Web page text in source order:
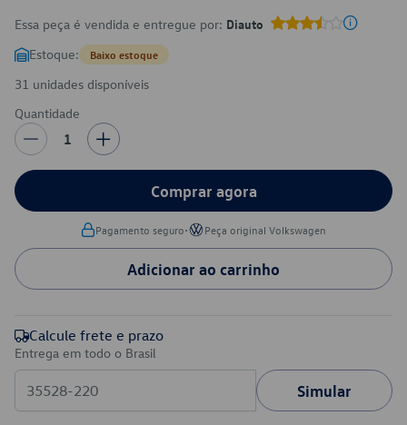
Essa peça é vendida e entregue por: Diauto
Estoque: Baixo estoque
31 unidades disponíveis
Quantidade
1
Comprar agora
Pagamento seguro• Peça original Volkswagen
Adicionar ao carrinho
Calcule frete e prazo
Entrega em todo o Brasil
Simular